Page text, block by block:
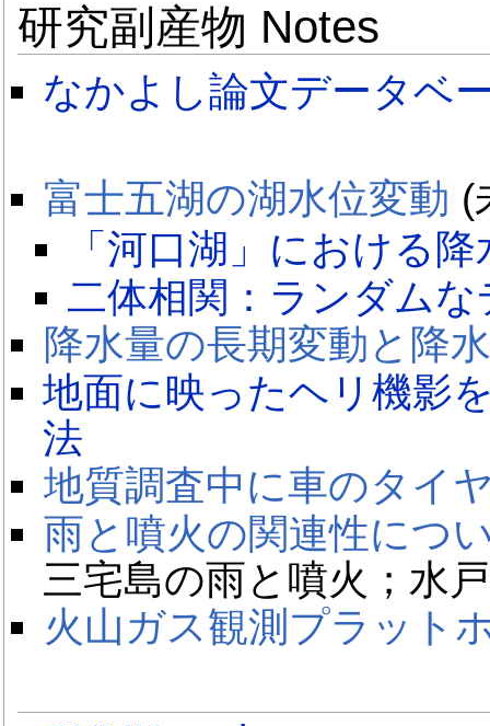
研究副産物 Notes
なかよし論文データベ
富士五湖の湖水位変動 (
「河口湖」における
二体相関：ランダム
降水量の長期変動と降
地面に映ったヘリ機影
法
地質調査中に車のタイ
雨と噴火の関連性につ
三宅島の雨と噴火；水
火山ガス観測プラット